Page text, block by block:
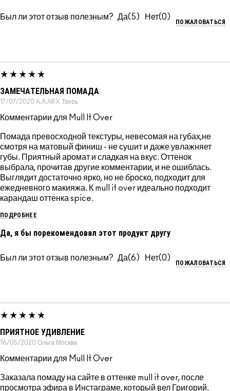
Был ли этот отзыв полезным? 5 0
ПОЖАЛОВАТЬСЯ
ЗАМЕЧАТЕЛЬНАЯ ПОМАДА
17/07/2020 A.A.ARX Тверь
Комментарии для Mull It Over
Помада превосходной текстуры, невесомая на губах,не
смотря на матовый финиш - не сушит и даже увлажняет
губы. Приятный аромат и сладкая на вкус. Оттенок
выбрала, прочитав другие комментарии, и не ошиблась.
Выглядит достаточно ярко, но не броско, подходит для
ежедневного макияжа. К mull it over идеально подходит
карандаш оттенка spice.
ПОДРОБНЕЕ
Да, я бы порекомендовал этот продукт другу
Был ли этот отзыв полезным? 6 0
ПОЖАЛОВАТЬСЯ
ПРИЯТНОЕ УДИВЛЕНИЕ
16/05/2020 Ольга Москва
Комментарии для Mull It Over
Заказала помаду на сайте в оттенке mull it over, после
просмотра эфира в Инстаграме, который вел Григорий.